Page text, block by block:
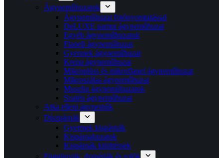
Ágyneműhuzatok
Ágyneműhuzat fotónyomtatással
DeLUXE pamut ágyneműhuzat
Egyéb ágyneműhuzatok
Flanell ágyneműhuzat
Gyermek ágyneműhuzat
Krepp ágyneműhuzat
Mikroplüss és mikroflanel ágyneműhuzat
Mikroszálas ágyneműhuzat
Muszlin ágyneműhuzatok
Szatén ágyneműhuzat
Atka elleni ágyneműk
Díszpárnák
Gyermek kispárnák
Kispárnahuzatok
Kispárnák kitöltéssek
Függönyök, drapériák és rolók